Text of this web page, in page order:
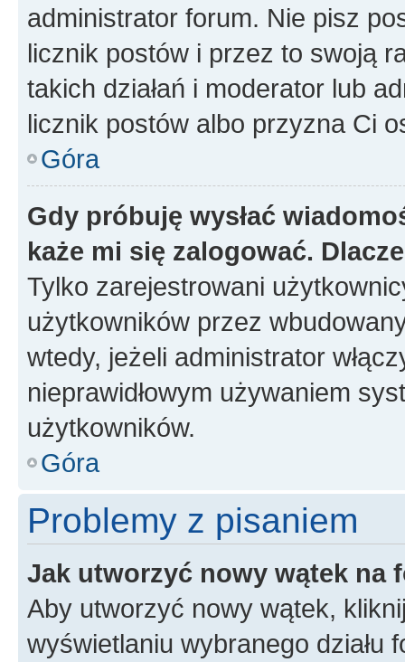
administrator forum. Nie pisz
licznik postów i przez to swoją
takich działań i moderator lub
licznik postów albo przyzna Ci
Góra
Gdy próbuję wysłać
każe mi się zalogować.
Tylko zarejestrowani
użytkowników przez
wtedy, jeżeli administrator
nieprawidłowym używaniem
użytkowników.
Góra
Problemy z pisaniem
Jak utworzyć nowy wątek na
Aby utworzyć nowy wątek,
wyświetlaniu wybranego działu